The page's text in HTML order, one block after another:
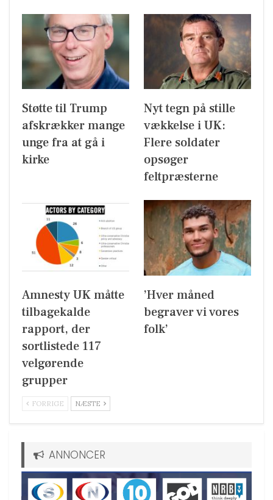
Støtte til Trump
afskrækker mange
unge fra at gå i
kirke
Nyt tegn på stille
vækkelse i UK:
Flere soldater
opsøger
feltpræsterne
Amnesty UK måtte
tilbagekalde
rapport, der
sortlistede 117
velgørende
grupper
’Hver måned
begraver vi vores
folk’
FORRIGE NÆSTE
ANNONCER